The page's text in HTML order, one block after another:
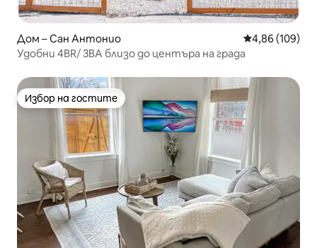
Дом – Сан Антонио Средна
4,86 (109)
Удобни 4BR/ 3BA близо до центъра на града
Избор на гостите
Избор на гостите